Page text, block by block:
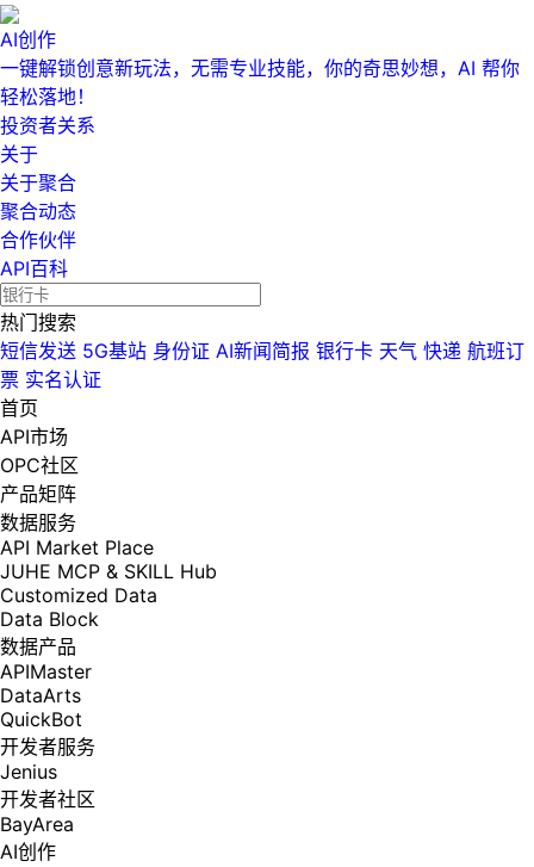
AI创作
一键解锁创意新玩法，无需专业技能，你的奇思妙想，AI 帮你
轻松落地！
投资者关系
关于
关于聚合
聚合动态
合作伙伴
API百科
热门搜索
短信发送 5G基站 身份证 AI新闻简报 银行卡 天气 快递 航班订
票 实名认证
首页
API市场
OPC社区
产品矩阵
数据服务
API Market Place
JUHE MCP & SKILL Hub
Customized Data
Data Block
数据产品
APIMaster
DataArts
QuickBot
开发者服务
Jenius
开发者社区
BayArea
AI创作